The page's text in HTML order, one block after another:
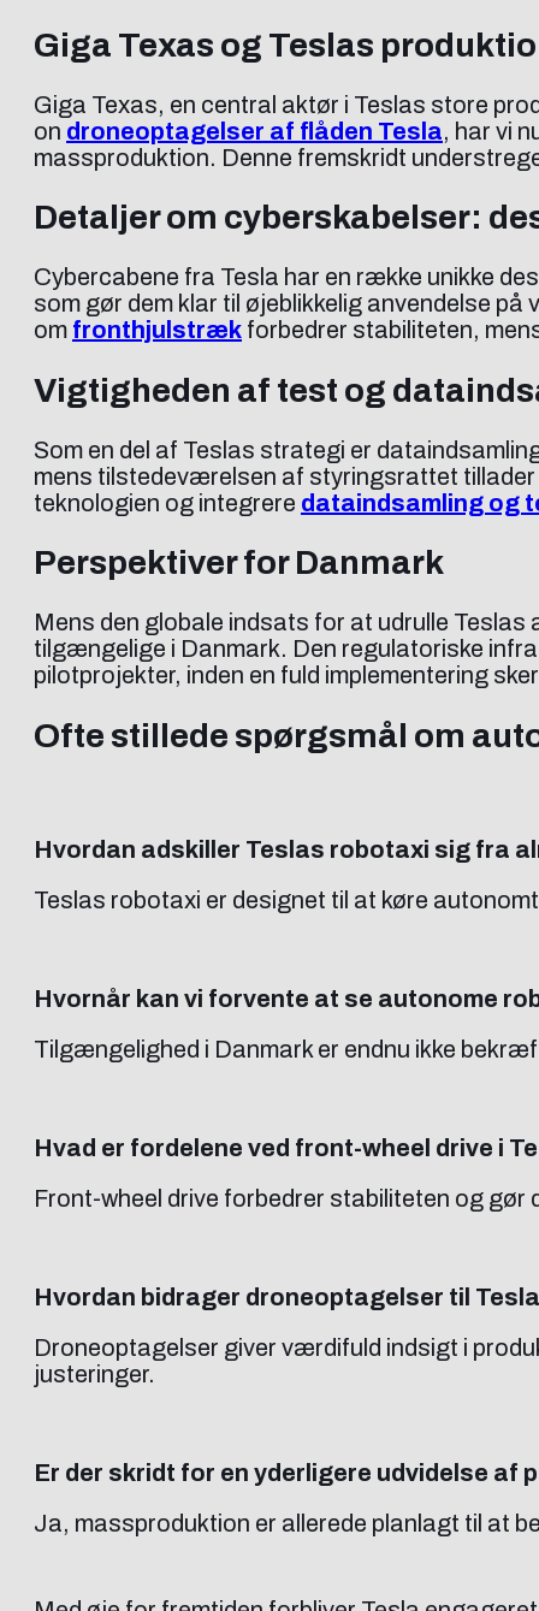
Giga Texas og Teslas
Giga Texas, en central aktør i Teslas store
on droneoptagelser af flåden Tesla, har vi
massproduktion. Denne fremskridt
Detaljer om cyberskabelser:
Cybercabene fra Tesla har en række unikke
som gør dem klar til øjeblikkelig anvendelse
om fronthjulstræk forbedrer stabiliteten,
Vigtigheden af test og
Som en del af Teslas strategi er
mens tilstedeværelsen af styringsrattet
teknologien og integrere dataindsamling og
Perspektiver for Danmark
Mens den globale indsats for at udrulle
tilgængelige i Danmark. Den regulatoriske
pilotprojekter, inden en fuld implementering
Ofte stillede spørgsmål om
Hvordan adskiller Teslas robotaxi sig fra
Teslas robotaxi er designet til at køre
Hvornår kan vi forvente at se autonome
Tilgængelighed i Danmark er endnu ikke
Hvad er fordelene ved front-wheel drive i
Front-wheel drive forbedrer stabiliteten og gør
Hvordan bidrager droneoptagelser til
Droneoptagelser giver værdifuld indsigt i
justeringer.
Er der skridt for en yderligere udvidelse af
Ja, massproduktion er allerede planlagt til at